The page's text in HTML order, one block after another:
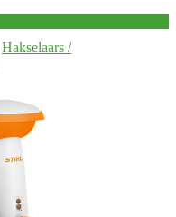
Hakselaars /